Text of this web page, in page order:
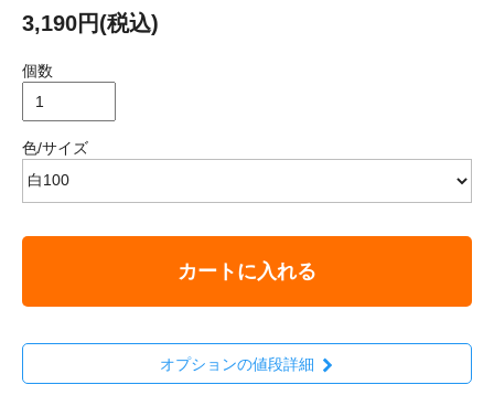
3,190円(税込)
個数
色/サイズ
カートに入れる
オプションの値段詳細